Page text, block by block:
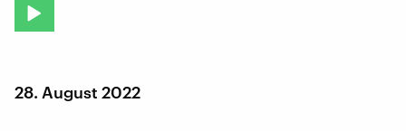
28. August 2022